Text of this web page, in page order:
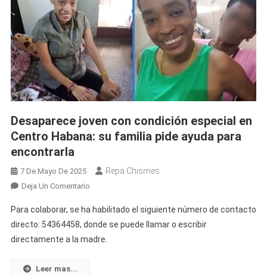
Desaparece joven con condición especial en
Centro Habana: su familia pide ayuda para
encontrarla
7 De Mayo De 2025 Repa Chismes
Deja Un ComentarioEn
Joven
Con
Condición
Para colaborar, se ha habilitado el siguiente número de contacto
directo: 54364458, donde se puede llamar o escribir
directamente a la madre.
Leer mas...